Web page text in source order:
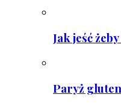
Jak jeść
Paryż